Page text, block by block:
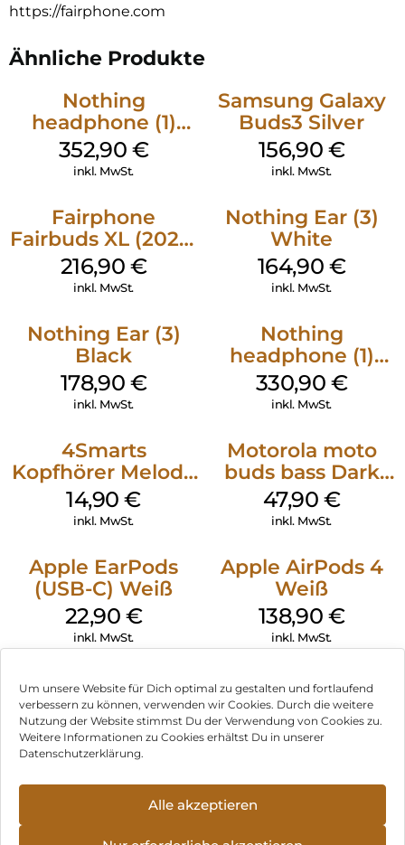
Um unsere Website für Dich optimal zu gestalten und fortlaufend
verbessern zu können, verwenden wir Cookies. Durch die weitere
Nutzung der Website stimmst Du der Verwendung von Cookies zu.
Weitere Informationen zu Cookies erhältst Du in unserer
Datenschutzerklärung.
Alle akzeptieren
Bonus für existenzsichernde Löhne und
Klimabewusst und elektronikmüll neutral
Produktabmessungen je Earbud:
Breite: 24,6 mm, Höhe: 28,7 mm, Länge:21 mm
Gewicht: 5 gr pro Ohrhörer
https://fairphone.com
Ähnliche Produkte
Nothing
headphone (1)
Weiß
352,90 €
inkl. MwSt.
Samsung Galaxy
Buds3 Silver
156,90 €
inkl. MwSt.
Fairphone
Fairbuds XL (2025)
Horizon Black
216,90 €
inkl. MwSt.
Nothing Ear (3)
White
164,90 €
inkl. MwSt.
Nothing Ear (3)
Black
178,90 €
inkl. MwSt.
Nothing
headphone (1)
Schwarz
330,90 €
inkl. MwSt.
4Smarts
Kopfhörer Melody
Digital USB-C
Weiß
14,90€
inkl. MwSt.
Motorola moto
buds bass Dark
Shadow
47,90 €
inkl. MwSt.
Apple EarPods
(USB-C) Weiß
22,90 €
inkl. MwSt.
Apple AirPods 4
Weiß
138,90 €
inkl. MwSt.
Impressum